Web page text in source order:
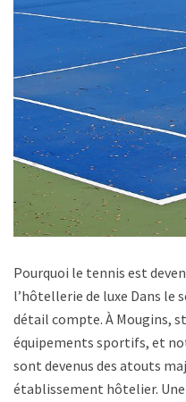
Pourquoi le tennis est
l’hôtellerie de luxe Dans le
détail compte. À Mougins,
équipements sportifs, et
sont devenus des atouts
établissement hôtelier.